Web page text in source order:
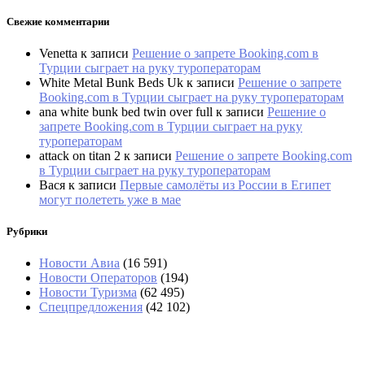
Свежие комментарии
Venetta к записи Решение о запрете Booking.com в
Турции сыграет на руку туроператорам
White Metal Bunk Beds Uk к записи Решение о запрете
Booking.com в Турции сыграет на руку туроператорам
ana white bunk bed twin over full к записи Решение о
запрете Booking.com в Турции сыграет на руку
туроператорам
attack on titan 2 к записи Решение о запрете Booking.com
в Турции сыграет на руку туроператорам
Вася к записи Первые самолёты из России в Египет
могут полететь уже в мае
Рубрики
Новости Авиа (16 591)
Новости Операторов (194)
Новости Туризма (62 495)
Спецпредложения (42 102)